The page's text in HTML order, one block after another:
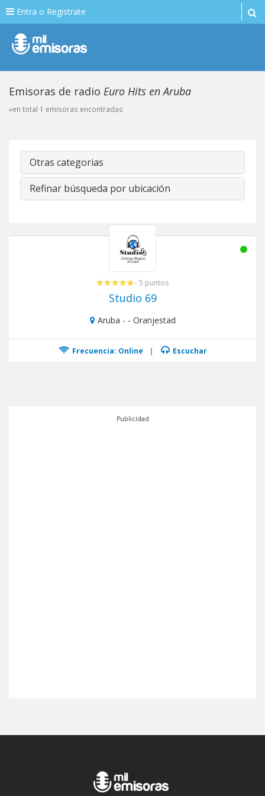
Entra o Registrate
Emisoras de radio Euro Hits en Aruba
»en total 1 emisoras encontradas
Otras categorias
Refinar búsqueda por ubicación
- 5 puntos
Studio 69
Aruba - - Oranjestad
Frecuencia: Online | Escuchar
Publicidad